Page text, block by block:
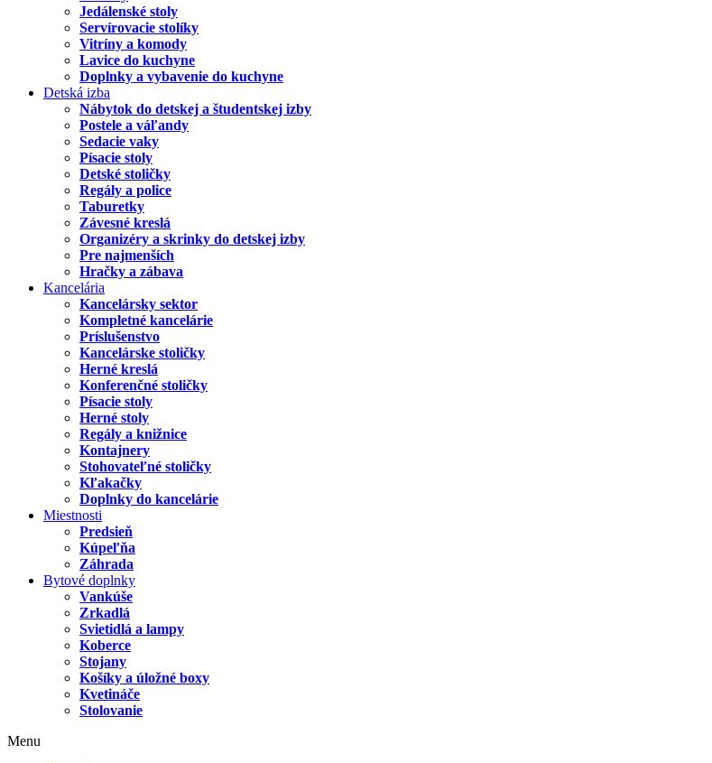
Jedálenské stoly
Servírovacie stolíky
Vitríny a komody
Lavice do kuchyne
Doplnky a vybavenie do kuchyne
Detská izba
Nábytok do detskej a študentskej izby
Postele a váľandy
Sedacie vaky
Písacie stoly
Detské stoličky
Regály a police
Taburetky
Závesné kreslá
Organizéry a skrinky do detskej izby
Pre najmenších
Hračky a zábava
Kancelária
Kancelársky sektor
Kompletné kancelárie
Príslušenstvo
Kancelárske stoličky
Herné kreslá
Konferenčné stoličky
Písacie stoly
Herné stoly
Regály a knižnice
Kontajnery
Stohovateľné stoličky
Kľakačky
Doplnky do kancelárie
Miestnosti
Predsieň
Kúpeľňa
Záhrada
Bytové doplnky
Vankúše
Zrkadlá
Svietidlá a lampy
Koberce
Stojany
Košíky a úložné boxy
Kvetináče
Stolovanie
Menu